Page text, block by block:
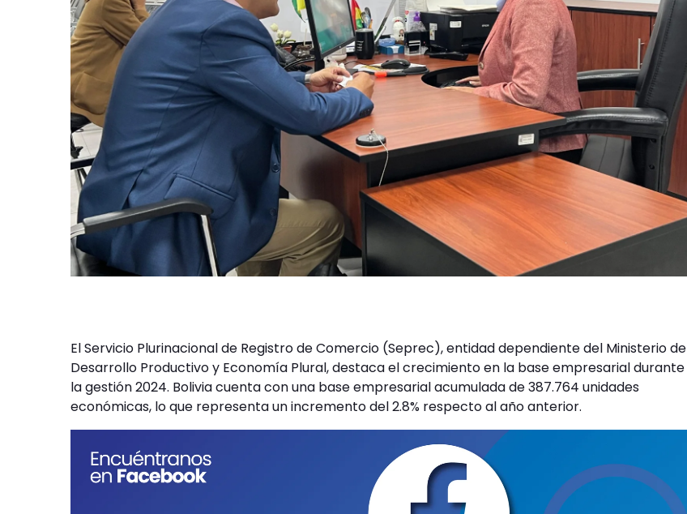
El Servicio Plurinacional de Registro de Comercio (Seprec), entidad dependiente del Ministerio de
Desarrollo Productivo y Economía Plural, destaca el crecimiento en la base empresarial durante
la gestión 2024. Bolivia cuenta con una base empresarial acumulada de 387.764 unidades
económicas, lo que representa un incremento del 2.8% respecto al año anterior.